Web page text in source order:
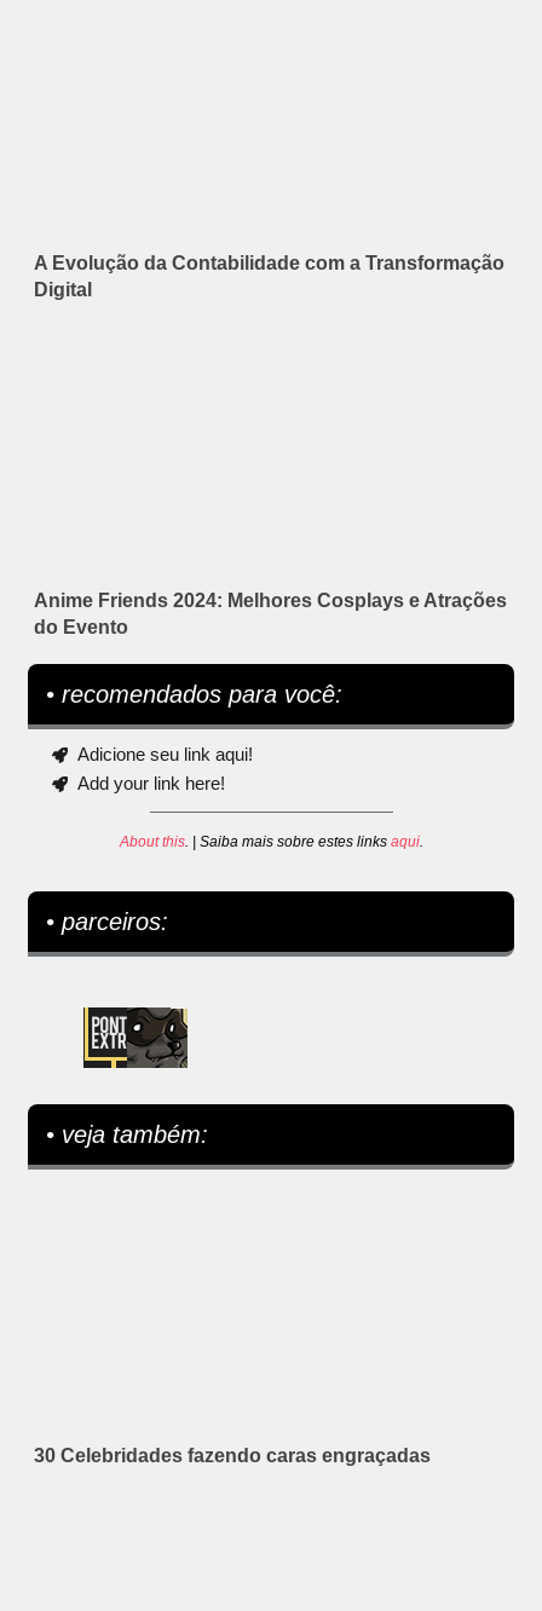
A Evolução da Contabilidade com a Transformação
Digital
Anime Friends 2024: Melhores Cosplays e Atrações
do Evento
• recomendados para você:
Adicione seu link aqui!
Add your link here!
About this. | Saiba mais sobre estes links aqui.
• parceiros:
• veja também:
30 Celebridades fazendo caras engraçadas